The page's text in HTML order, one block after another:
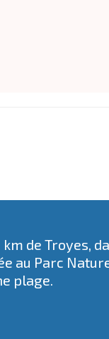
de Troyes,
au Parc
plage.